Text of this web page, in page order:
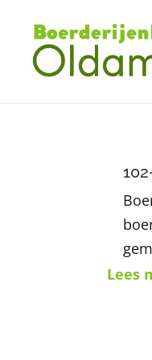
Lees